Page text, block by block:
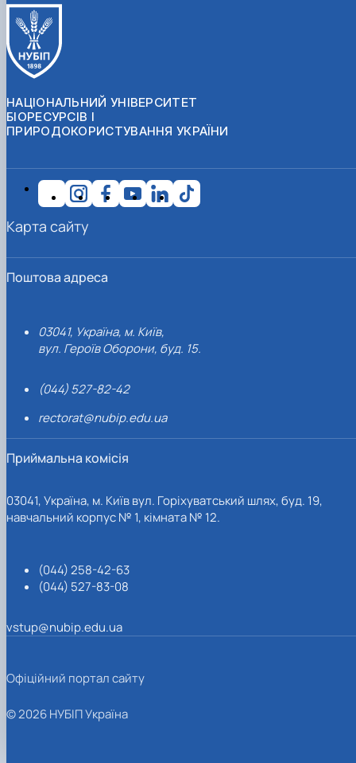
НАЦІОНАЛЬНИЙ УНІВЕРСИТЕТ
БІОРЕСУРСІВ І
ПРИРОДОКОРИСТУВАННЯ УКРАЇНИ
Поштова адреса
03041, Україна, м. Київ,
вул. Героїв Оборони, буд. 15.
(044) 527-82-42
rectorat@nubip.edu.ua
Приймальна комісія
03041, Україна, м. Київ вул. Горіхуватський шлях, буд. 19,
навчальний корпус № 1, кімната № 12.
(044) 258-42-63
(044) 527-83-08
vstup@nubip.edu.ua
Карта сайту
Офіційний портал сайту
© 2026 НУБІП Україна